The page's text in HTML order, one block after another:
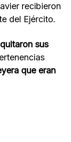
recibieron
del Ejército.
sus
que eran